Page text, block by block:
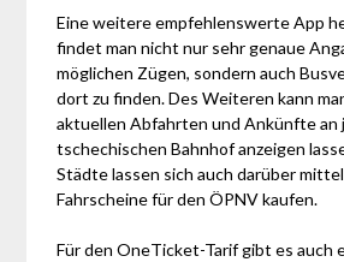
Eine weitere empfehlenswerte App
findet man nicht nur sehr genaue
möglichen Zügen, sondern auch
dort zu finden. Des Weiteren kann
aktuellen Abfahrten und Ankünfte an
tschechischen Bahnhof anzeigen
Städte lassen sich auch darüber
Fahrscheine für den ÖPNV kaufen.
Für den OneTicket-Tarif gibt es auch